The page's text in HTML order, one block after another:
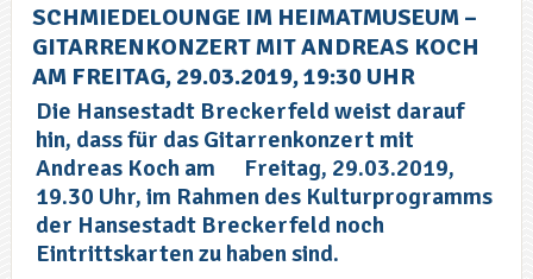
SCHMIEDELOUNGE IM HEIMATMUSEUM –
GITARRENKONZERT MIT ANDREAS KOCH
AM FREITAG, 29.03.2019, 19:30 UHR
Die Hansestadt Breckerfeld weist darauf
hin, dass für das Gitarrenkonzert mit
Andreas Koch am
Freitag, 29.03.2019,
19.30 Uhr, im Rahmen des Kulturprogramms
der Hansestadt Breckerfeld noch
Eintrittskarten zu haben sind.